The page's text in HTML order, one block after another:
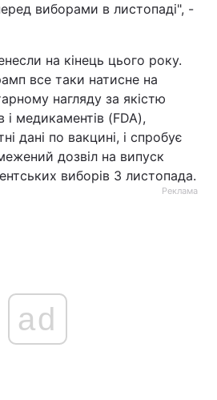
виборами в листопаді", -
на кінець цього року.
все таки натисне на
нагляду за якістю
і медикаментів (FDA),
дані по вакцині, і спробує
дозвіл на випуск
виборів 3 листопада.
Реклама
ad